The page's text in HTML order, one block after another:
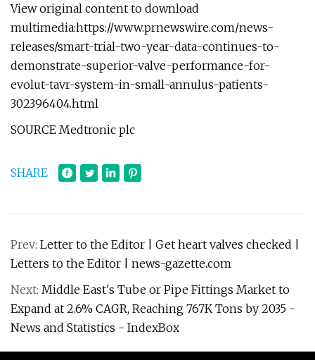
View original content to download
multimedia:https://www.prnewswire.com/news-
releases/smart-trial-two-year-data-continues-to-
demonstrate-superior-valve-performance-for-
evolut-tavr-system-in-small-annulus-patients-
302396404.html
SOURCE Medtronic plc
SHARE
Prev: Letter to the Editor | Get heart valves checked |
Letters to the Editor | news-gazette.com
Next: Middle East's Tube or Pipe Fittings Market to
Expand at 2.6% CAGR, Reaching 767K Tons by 2035 -
News and Statistics - IndexBox